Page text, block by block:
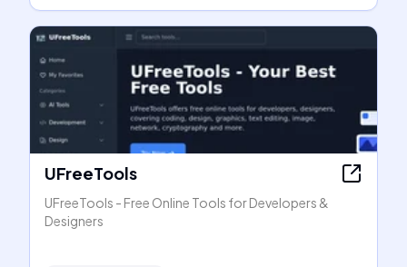
UFreeTools
UFreeTools - Free Online Tools for Developers &
Designers